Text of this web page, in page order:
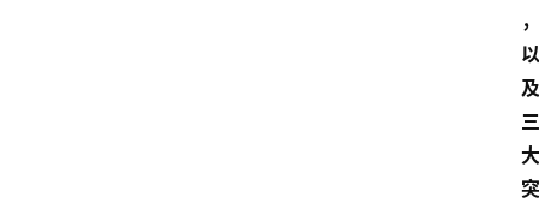
，
以
及
三
大
突